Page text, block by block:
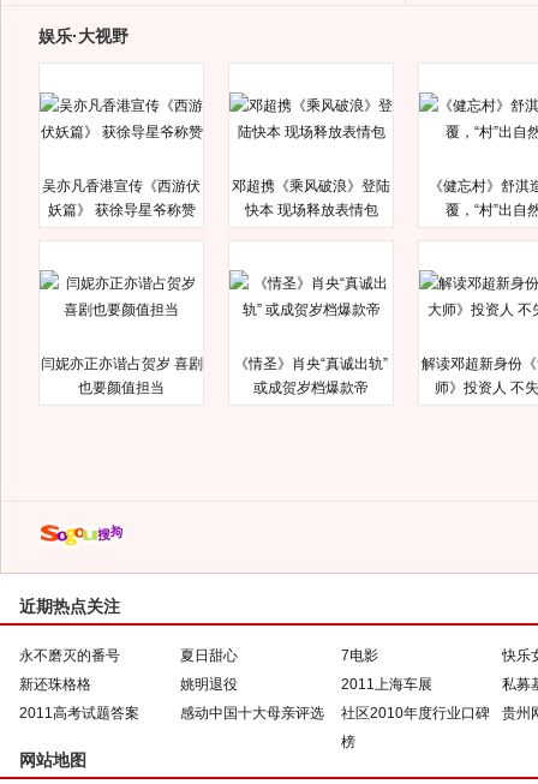
娱乐·大视野
吴亦凡香港宣传《西游伏
妖篇》 获徐导星爷称赞
邓超携《乘风破浪》登陆
快本 现场释放表情包
《健忘村》舒淇
覆，“村”出自
闫妮亦正亦谐占贺岁 喜剧
也要颜值担当
《情圣》肖央“真诚出轨”
或成贺岁档爆款帝
解读邓超新身份
师》投资人 不
近期热点关注
永不磨灭的番号 夏日甜心 7电影
快乐
新还珠格格
姚明退役 2011上海车展
私募
2011高考试题答案
感动中国十大母亲评选
社区2010年度行业口碑
榜
贵州
网站地图